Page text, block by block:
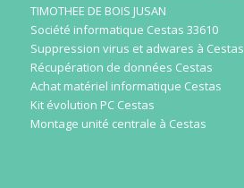
TIMOTHEE DE BOIS JUSAN
Société informatique Cestas 33610
Suppression virus et adwares à Cestas
Récupération de données Cestas
Achat matériel informatique Cestas
Kit évolution PC Cestas
Montage unité centrale à Cestas